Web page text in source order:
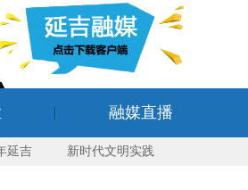
融媒直播
延吉 新时代文明实践